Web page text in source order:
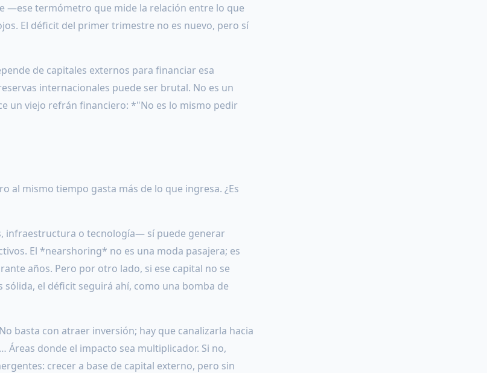
—ese termómetro que mide la relación entre lo que
El déficit del primer trimestre no es nuevo, pero sí
de capitales externos para financiar esa
internacionales puede ser brutal. No es un
un viejo refrán financiero: *"No es lo mismo pedir
al mismo tiempo gasta más de lo que ingresa. ¿Es
infraestructura o tecnología— sí puede generar
El *nearshoring* no es una moda pasajera; es
años. Pero por otro lado, si ese capital no se
el déficit seguirá ahí, como una bomba de
basta con atraer inversión; hay que canalizarla hacia
donde el impacto sea multiplicador. Si no,
crecer a base de capital externo, pero sin